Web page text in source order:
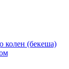
колен (бекеша)